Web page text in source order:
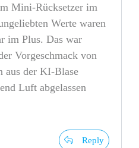
Mini-Rücksetzer im
Werte waren
im Plus. Das war
Vorgeschmack von
aus der KI-Blase
Luft abgelassen
Reply